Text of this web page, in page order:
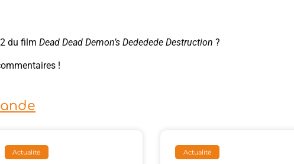
du film Dead Dead Demon’s Dededede Destruction ?
!
Actualité Actualité